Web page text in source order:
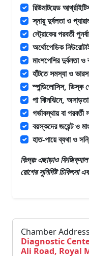
রিউমাটয়েড
স্নায়ু দুর্বলতা ও
স্ট্রোকের পরবর্তী
অর্থোপেডিক
মাংশপেশির দুর্বলতা ও
হাঁটতে সমস্যা ও
স্পন্ডিলোসিস, ডিস্ক
পা ঝিনঝিনে,
গর্ভাবস্থায় বা
বয়স্কদের জয়েন্ট ও
হাত-পায়ে ব্যথা ও
বিঃদ্রঃ এছাড়াওফিজিক্যাল
রোগের সুনির্দিষ্ট চিকিৎসা
Chamber
Diagnostic
Ali Road, Royal